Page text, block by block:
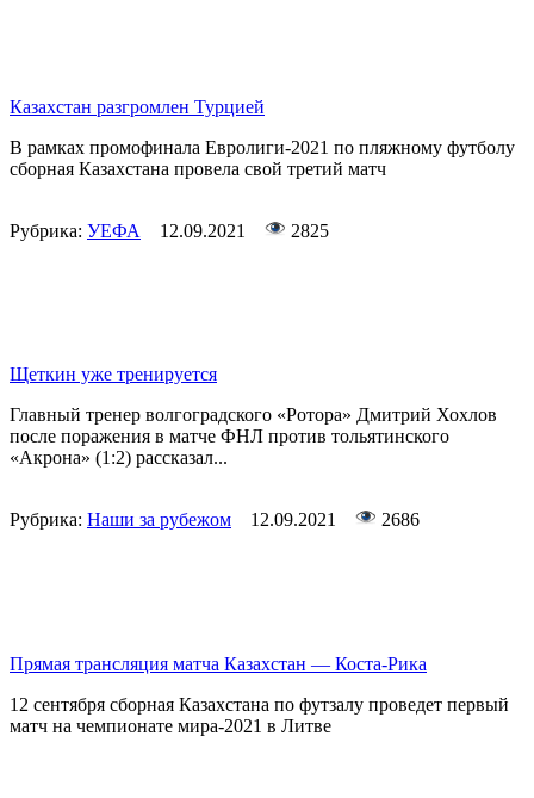
Казахстан разгромлен Турцией
В рамках промофинала Евролиги-2021 по пляжному футболу
сборная Казахстана провела свой третий матч
Рубрика: УЕФА 12.09.2021 2825
Щеткин уже тренируется
Главный тренер волгоградского «Ротора» Дмитрий Хохлов
после поражения в матче ФНЛ против тольятинского
«Акрона» (1:2) рассказал...
Рубрика: Наши за рубежом 12.09.2021 2686
Прямая трансляция матча Казахстан — Коста-Рика
12 сентября сборная Казахстана по футзалу проведет первый
матч на чемпионате мира-2021 в Литве